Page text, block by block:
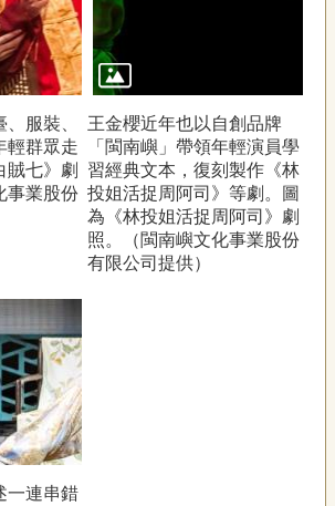
服裝、
輕群眾走
賊七》劇
事業股份
王金櫻近年也以自創品牌
「閩南嶼」帶領年輕演員學
習經典文本，復刻製作《林
投姐活捉周阿司》等劇。圖
為《林投姐活捉周阿司》劇
照。（閩南嶼文化事業股份
有限公司提供）
一連串錯